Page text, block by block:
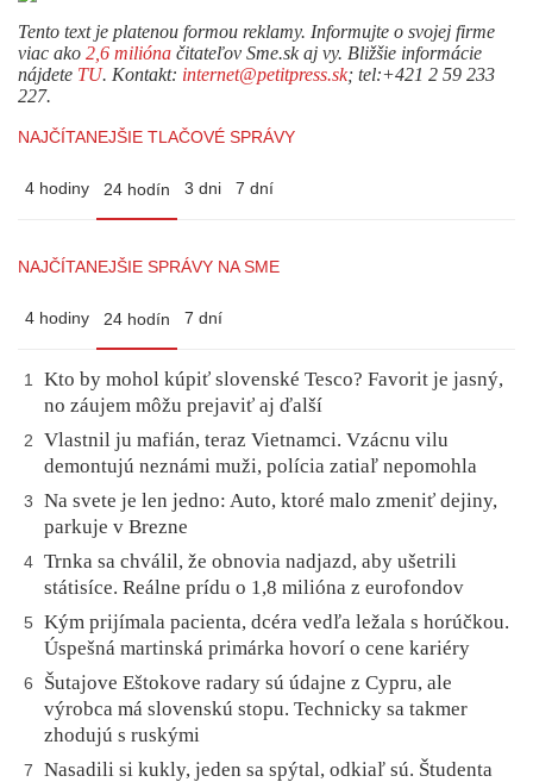
Tento text je platenou formou reklamy. Informujte o svojej firme
viac ako 2,6 milióna čitateľov Sme.sk aj vy. Bližšie informácie
nájdete TU. Kontakt: internet@petitpress.sk; tel:+421 2 59 233
227.
NAJČÍTANEJŠIE TLAČOVÉ SPRÁVY
4 hodiny 24 hodín 3 dni 7 dní
NAJČÍTANEJŠIE SPRÁVY NA SME
4 hodiny 24 hodín 7 dní
1
Kto by mohol kúpiť slovenské Tesco? Favorit je jasný,
no záujem môžu prejaviť aj ďalší
2
Vlastnil ju mafián, teraz Vietnamci. Vzácnu vilu
demontujú neznámi muži, polícia zatiaľ nepomohla
3
Na svete je len jedno: Auto, ktoré malo zmeniť dejiny,
parkuje v Brezne
4 Trnka sa chválil, že obnovia nadjazd, aby ušetrili
státisíce. Reálne prídu o 1,8 milióna z eurofondov
5
Kým prijímala pacienta, dcéra vedľa ležala s horúčkou.
Úspešná martinská primárka hovorí o cene kariéry
6
Šutajove Eštokove radary sú údajne z Cypru, ale
výrobca má slovenskú stopu. Technicky sa takmer
zhodujú s ruskými
7
Nasadili si kukly, jeden sa spýtal, odkiaľ sú. Študenta